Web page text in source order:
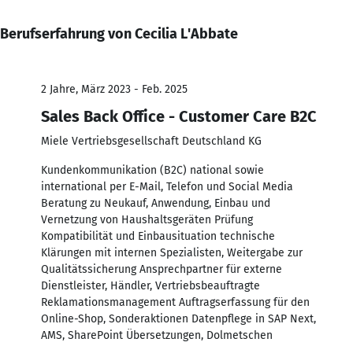
Berufserfahrung von Cecilia L'Abbate
2 Jahre, März 2023 - Feb. 2025
Sales Back Office - Customer Care B2C
Miele Vertriebsgesellschaft Deutschland KG
Kundenkommunikation (B2C) national sowie
international per E-Mail, Telefon und Social Media
Beratung zu Neukauf, Anwendung, Einbau und
Vernetzung von Haushaltsgeräten Prüfung
Kompatibilität und Einbausituation technische
Klärungen mit internen Spezialisten, Weitergabe zur
Qualitätssicherung Ansprechpartner für externe
Dienstleister, Händler, Vertriebsbeauftragte
Reklamationsmanagement Auftragserfassung für den
Online-Shop, Sonderaktionen Datenpflege in SAP Next,
AMS, SharePoint Übersetzungen, Dolmetschen